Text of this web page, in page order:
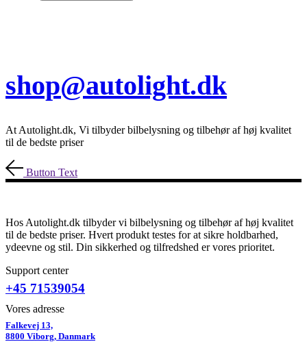
shop@autolight.dk
At Autolight.dk, Vi tilbyder bilbelysning og tilbehør af høj kvalitet
til de bedste priser
Button Text
Hos Autolight.dk tilbyder vi bilbelysning og tilbehør af høj kvalitet
til de bedste priser. Hvert produkt testes for at sikre holdbarhed,
ydeevne og stil. Din sikkerhed og tilfredshed er vores prioritet.
Support center
+45 71539054
Vores adresse
Falkevej 13,
8800 Viborg, Danmark